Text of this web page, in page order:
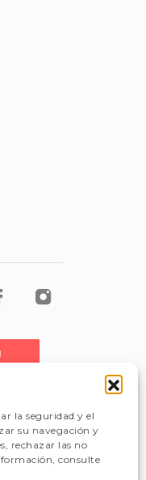
la seguridad y el
su navegación y
rechazar las no
consulte